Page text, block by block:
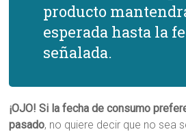
producto
esperada hasta la
señalada.
¡OJO! Si la fecha de consumo
pasado, no quiere decir que no sea